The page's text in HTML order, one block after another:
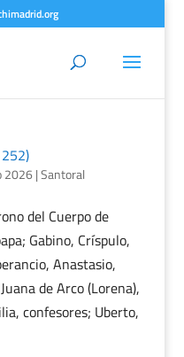
2026|Santoral
del Cuerpo de
Gabino, Críspulo,
Anastasio,
de Arco (Lorena),
confesores; Uberto,